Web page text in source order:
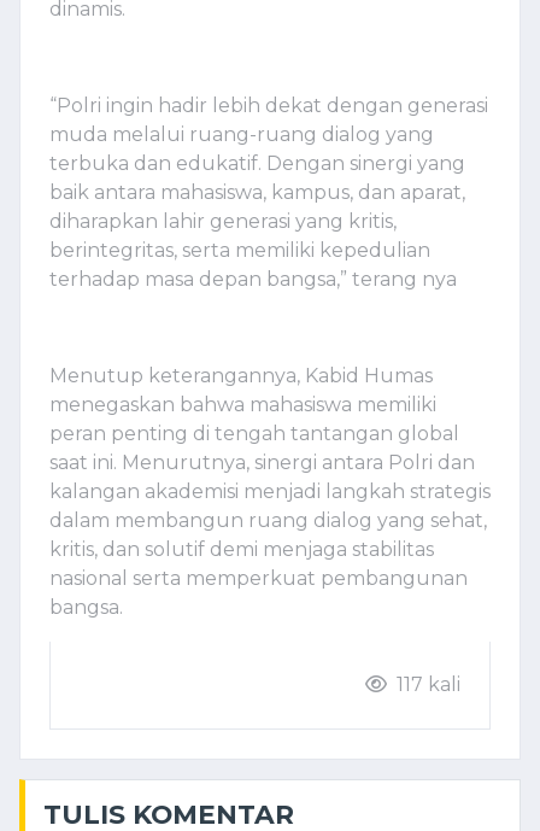
dinamis.
“Polri ingin hadir lebih dekat dengan generasi
muda melalui ruang-ruang dialog yang
terbuka dan edukatif. Dengan sinergi yang
baik antara mahasiswa, kampus, dan aparat,
diharapkan lahir generasi yang kritis,
berintegritas, serta memiliki kepedulian
terhadap masa depan bangsa,” terang nya
Menutup keterangannya, Kabid Humas
menegaskan bahwa mahasiswa memiliki
peran penting di tengah tantangan global
saat ini. Menurutnya, sinergi antara Polri dan
kalangan akademisi menjadi langkah strategis
dalam membangun ruang dialog yang sehat,
kritis, dan solutif demi menjaga stabilitas
nasional serta memperkuat pembangunan
bangsa.
117 kali
TULIS KOMENTAR